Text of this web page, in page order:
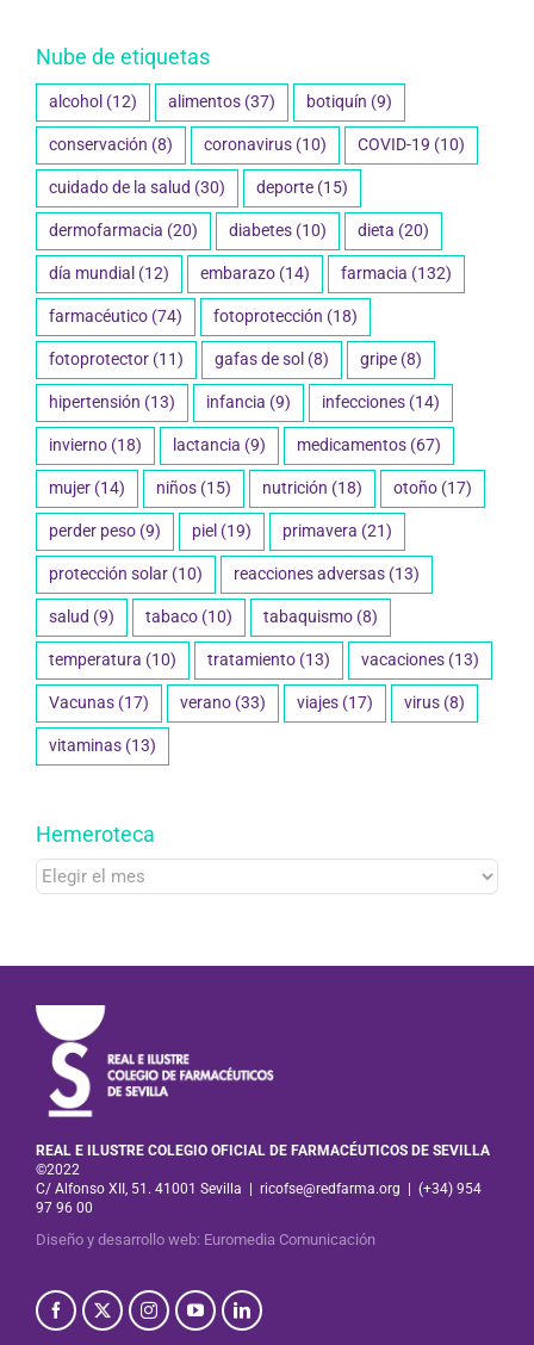
Nube de etiquetas
alcohol (12) alimentos (37) botiquín (9)
conservación (8) coronavirus (10) COVID-19 (10)
cuidado de la salud (30) deporte (15)
dermofarmacia (20) diabetes (10) dieta (20)
día mundial (12) embarazo (14) farmacia (132)
farmacéutico (74) fotoprotección (18)
fotoprotector (11) gafas de sol (8) gripe (8)
hipertensión (13) infancia (9) infecciones (14)
invierno (18) lactancia (9) medicamentos (67)
mujer (14) niños (15) nutrición (18) otoño (17)
perder peso (9) piel (19) primavera (21)
protección solar (10) reacciones adversas (13)
salud (9) tabaco (10) tabaquismo (8)
temperatura (10) tratamiento (13) vacaciones (13)
Vacunas (17) verano (33) viajes (17) virus (8)
vitaminas (13)
Hemeroteca
Hemeroteca
REAL E ILUSTRE COLEGIO OFICIAL DE FARMACÉUTICOS DE SEVILLA
©2022
C/ Alfonso XII, 51. 41001 Sevilla | ricofse@redfarma.org | (+34) 954
97 96 00
Diseño y desarrollo web: Euromedia Comunicación